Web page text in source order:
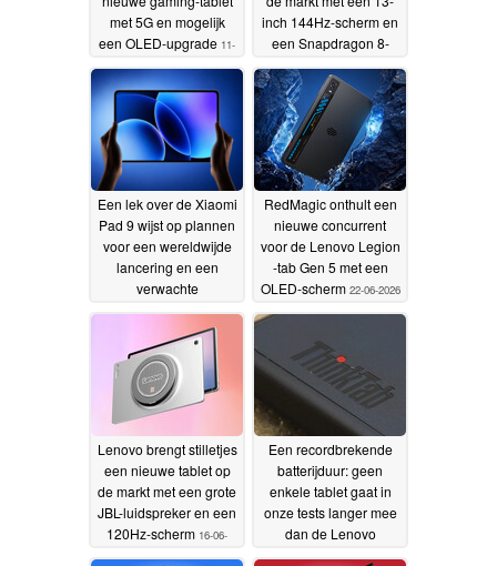
met 5G en mogelijk
een OLED-upgrade 11-
07-2026
inch 144Hz-scherm en
een Snapdragon 8-
serie-chipset27-06-2026
Een lek over de Xiaomi
Pad 9 wijst op plannen
voor een wereldwijde
lancering en een
verwachte
lanceringsperiode23-
RedMagic onthult een
nieuwe concurrent
voor de Lenovo Legion
-tab Gen 5 met een
OLED-scherm 22-06-2026
Lenovo brengt stilletjes
een nieuwe tablet op
de markt met een grote
JBL-luidspreker en een
120Hz-scherm 16-06-
2026
Een recordbrekende
batterijduur: geen
enkele tablet gaat in
onze tests langer mee
dan de Lenovo
ThinkTab14-06-2026